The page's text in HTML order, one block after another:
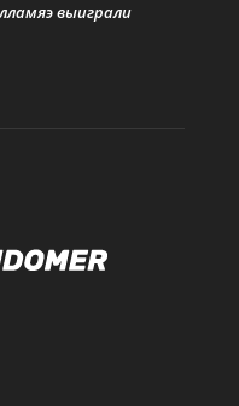
выиграли